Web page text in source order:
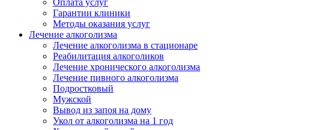
Оплата услуг
Гарантии клиники
Методы оказания услуг
Лечение алкоголизма
Лечение алкоголизма в стационаре
Реабилитация алкоголиков
Лечение хронического алкоголизма
Лечение пивного алкоголизма
Подростковый
Мужской
Вывод из запоя на дому
Укол от алкоголизма на 1 год